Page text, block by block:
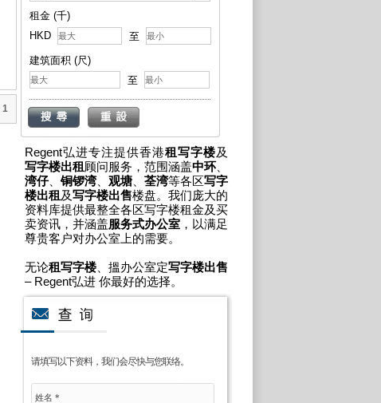
1
租金 (千)
HKD
至
建筑面积 (尺)
至
Regent弘进专注提供香港租写字楼及
写字楼出租顾问服务，范围涵盖中环、
湾仔、 铜锣湾、 观塘 荃湾等各区写字
楼出租及写字楼出售楼盘。我们庞大的
资料库提供最整全各区写字楼租金及买
卖资讯，并涵盖服务式办公室 ，以满足
尊贵客户对办公室上的需要。
无论租写字楼 、搵办公室定写字楼出售
– Regent弘进 你最好的选择。
请填写以下资料，我们会尽快与您联络。